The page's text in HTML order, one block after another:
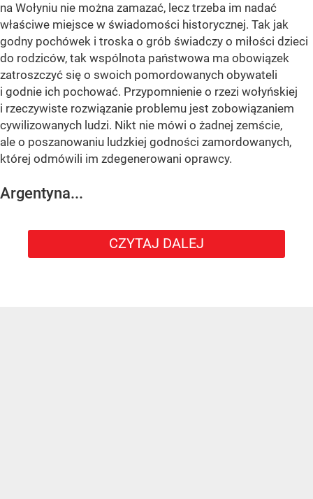
na Wołyniu nie można zamazać, lecz trzeba im nadać
właściwe miejsce w świadomości historycznej. Tak jak
godny pochówek i troska o grób świadczy o miłości dzieci
do rodziców, tak wspólnota państwowa ma obowiązek
zatroszczyć się o swoich pomordowanych obywateli
i godnie ich pochować. Przypomnienie o rzezi wołyńskiej
i rzeczywiste rozwiązanie problemu jest zobowiązaniem
cywilizowanych ludzi. Nikt nie mówi o żadnej zemście,
ale o poszanowaniu ludzkiej godności zamordowanych,
której odmówili im zdegenerowani oprawcy.
Argentyna...
CZYTAJ DALEJ